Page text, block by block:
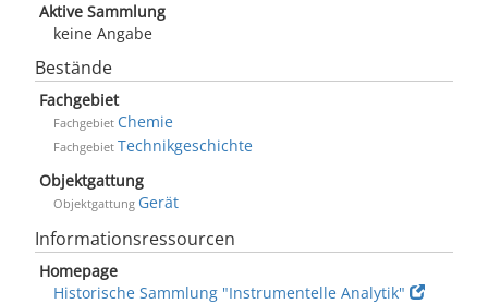
Aktive Sammlung
keine Angabe
Bestände
Fachgebiet
Fachgebiet Chemie
Fachgebiet Technikgeschichte
Objektgattung
Objektgattung Gerät
Informationsressourcen
Homepage
Historische Sammlung "Instrumentelle Analytik"